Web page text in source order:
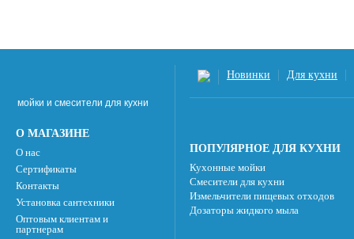
мойки и смесители для кухни
О МАГАЗИНЕ
О нас
Сертификаты
Контакты
Установка сантехники
Оптовым клиентам и
партнерам
Новинки Для кухни
ПОПУЛЯРНОЕ ДЛЯ КУХНИ
Кухонные мойки
Смесители для кухни
Измельчители пищевых отходов
Дозаторы жидкого мыла